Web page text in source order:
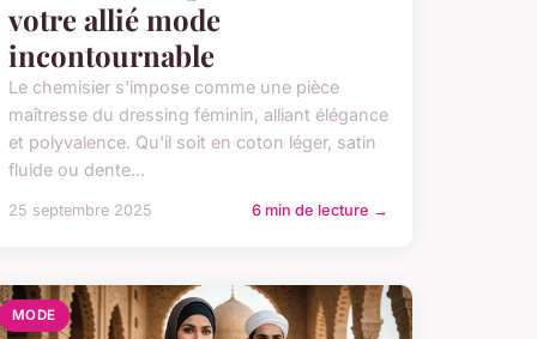
votre allié mode
incontournable
Le chemisier s'impose comme une pièce
maîtresse du dressing féminin, alliant élégance
et polyvalence. Qu'il soit en coton léger, satin
fluide ou dente...
25 septembre 2025 6 min de lecture →
MODE